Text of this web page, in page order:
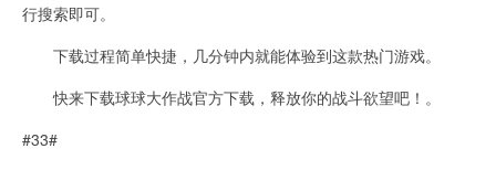
行搜索即可。
下载过程简单快捷，几分钟内就能体验到这款热门游戏。
快来下载球球大作战官方下载，释放你的战斗欲望吧！。
#33#